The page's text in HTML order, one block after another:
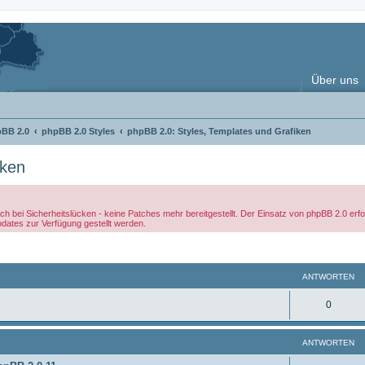
Über uns
2.0 phpBB 2.0 Styles phpBB 2.0: Styles, Templates und Grafiken
bei Sicherheitslücken - keine Patches mehr bereitgestellt. Der Einsatz von phpBB 2.0
zur Verfügung gestellt werden.
ANTWORTEN
0A
n
t
ANTWORTEN